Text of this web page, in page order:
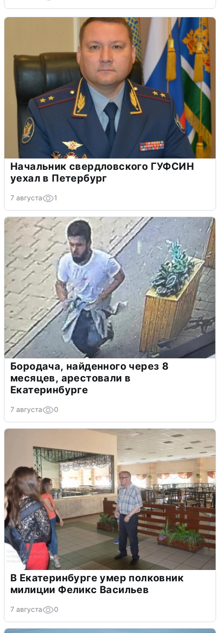
Начальник свердловского ГУФСИН
уехал в Петербург
7 августа 1
Бородача, найденного через 8
месяцев, арестовали в
Екатеринбурге
7 августа 0
В Екатеринбурге умер полковник
милиции Феликс Васильев
7 августа 0